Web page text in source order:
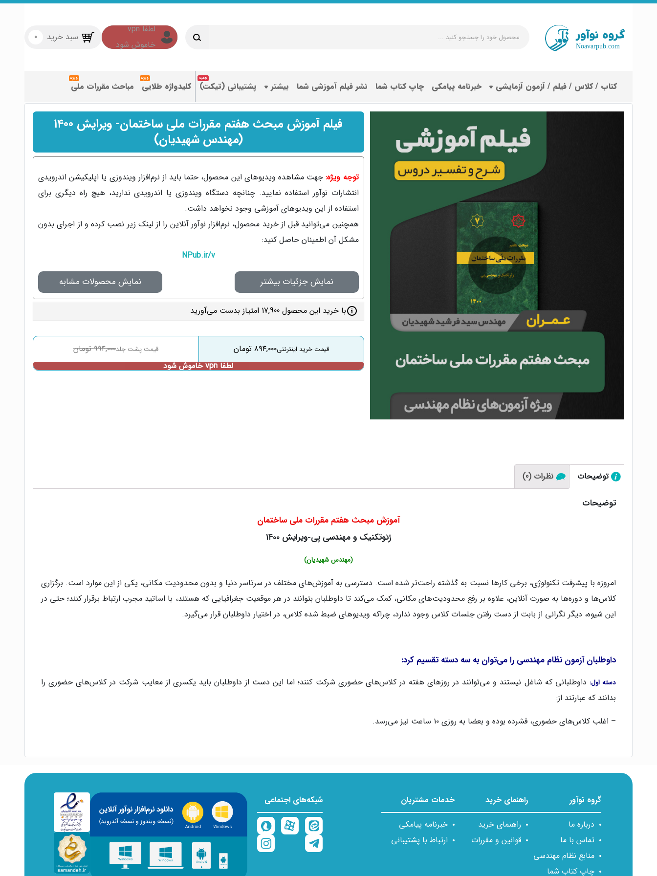
جستجو
کنید
...
سبد خرید 0
کتاب / کلاس / فیلم / آزمون آزمایشی خبرنامه پیامکی چاپ کتاب شما نشر فیلم آموزشی شما بیشتر پشتیبانی (تیکت) کلیدواژه طلایی مباحث مقررات ملی
فیلم آموزش مبحث هفتم مقررات ملی ساختمان- ویرایش ۱۴۰۰
(مهندس شهیدیان)
توجه ویژه:جهت مشاهده ویدیوهای این محصول، حتما باید از نرم‌افزار ویندوزی یا اپلیکیشن اندرویدی
انتشارات نوآور استفاده نمایید. چنانچه دستگاه ویندوزی یا اندرویدی ندارید، هیچ راه دیگری برای
استفاده از این ویدیوهای آموزشی وجود نخواهد داشت.
همچنین می‌توانید قبل از خرید محصول، نرم‌افزار نوآور آنلاین را از لینک زیر نصب کرده و از اجرای بدون
مشکل آن اطمینان حاصل کنید:
NPub.ir/v
نمایش جزئیات بیشتر نمایش محصولات مشابه
با خرید این محصول 17,900 امتیاز بدست می‌آورید
۹۹۴,۰۰۰ تومان ۸۹۴,۰۰۰ تومان
توضیحات نظرات (0)
توضیحات
آموزش مبحث هفتم مقررات ملی ساختمان
ژئوتکنیک و مهندسی پی-ویرایش ۱۴۰۰
(مهندس شهیدیان)
امروزه با پیشرفت تکنولوژی، برخی کارها نسبت به گذشته راحت‌تر شده است. دسترسی به آموزش‌های مختلف در سرتاسر دنیا و بدون محدودیت مکانی، یکی از این موارد است. برگزاری
کلاس‌ها و دوره‌ها به صورت آنلاین، علاوه بر رفع محدودیت‌های مکانی، کمک می‌کند تا داوطلبان بتوانند در هر موقعیت جغرافیایی که هستند،‌ با اساتید مجرب ارتباط برقرار کنند؛ حتی در
این شیوه، دیگر نگرانی از بابت از دست رفتن جلسات کلاس وجود ندارد،‌ چراکه ویدیوهای ضبط شده کلاس، در اختیار داوطلبان قرار می‌گیرد.
داوطلبان آزمون نظام‌ مهندسی را می‌توان به سه دسته تقسیم کرد:
دسته اول: داوطلبانی که شاغل نیستند و می‌توانند در روزهای هفته در کلاس‌های حضوری شرکت کنند؛ اما این دست از داوطلبان باید یکسری از معایب شرکت در کلاس‌های حضوری را
بدانند که عبارتند از:
– اغلب کلاس‌های حضوری، فشرده بوده و بعضا به روزی ۱۰ ساعت نیز می‌رسد.
داوطلبانی که شاغل هستند و یا داوطلبانی که شاغل نیستند، ولی به خاطر معایب بیان شده در دسته اول، ترجیح می‌دهند که کلاس‌ها را به صورت آنلاین بگذرانند. کلاس‌های
آنلاین، مناسب افرادی است که نیاز دارند با برنامه‌ای، روند مطالعاتی خود را آغاز کنند و به اصطلاح یک تعهد زمانی برای مطالعه خود، ‌با شرکت در کلاس‌ها در نظر بگیرند. همچنین دراین
حالت هیچ‌کدام از معایب دسته اول، وجود ندارد و فقط نیاز به یک گوشی و یا کامپیوتر برای شرکت در کلاس می‌باشد.
همه‌ی داوطلبانی که می‌توانند به صورت خودخوان مطالعه خود را دنبال کنند و یا داوطلبانی که فقط به آموزش بخشی از مباحث نیاز دارند و نیاز به تدریس کامل مباحث ندارند.
این دسته از داوطلبان باید از ویدیوهای آموزشی استفاده کنند. استفاده از ویدیوهای آموزشی این کمک را به داوطلب می‌کند که هر زمانی که برای داوطلب مناسب است بتواند آموزش
گروه نوآور
درباره ما
تماس با ما
منابع نظام مهندسی
چاپ کتاب شما
راهنمای خرید
راهنمای خرید
قوانین و مقررات
خدمات مشتریان
خبرنامه پیامکی
ارتباط با پشتیبانی
شبکه‌های اجتماعی